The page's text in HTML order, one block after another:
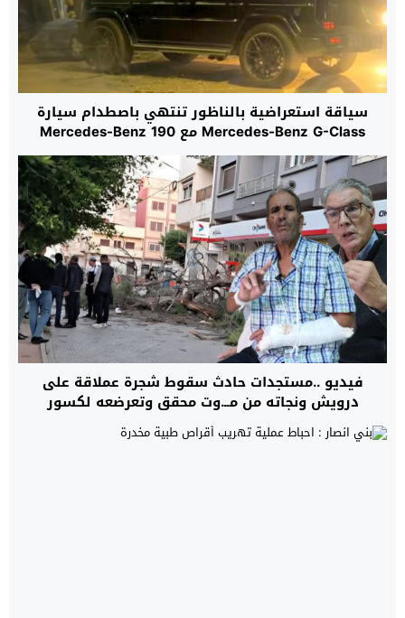
سياقة استعراضية بالناظور تنتهي باصطدام سيارة
Mercedes-Benz G-Class مع Mercedes-Benz 190
فيديو ..مستجدات حادث سقوط شجرة عملاقة على
درويش ونجاته من مــ.وت محقق وتعرضعه لكسور